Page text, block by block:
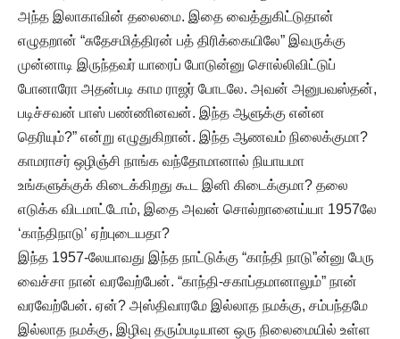
அந்த இலாகாவின் தலைமை. இதை வைத்துகிட்டுதான்
எழுதறான் “சுதேசமித்திரன் பத் திரிக்கையிலே” இவருக்கு
முன்னாடி இருந்தவர் யாரைப் போடுன்னு சொல்லிவிட்டுப்
போனாரோ அதன்படி காம ராஜர் போடலே. அவன் அனுபவஸ்தன்,
படிச்சவன் பாஸ் பண்ணினவன். இந்த ஆளுக்கு என்ன
தெரியும்?” என்று எழுதுகிறான். இந்த ஆணவம் நிலைக்குமா?
காமராசர் ஒழிஞ்சி நாங்க வந்தோமானால் நியாயமா
உங்களுக்குக் கிடைக்கிறது கூட இனி கிடைக்குமா? தலை
எடுக்க விடமாட்டோம், இதை அவன் சொல்றானைய்யா 1957லே
‘காந்திநாடு’ ஏற்புடையதா?
இந்த 1957-லேயாவது இந்த நாட்டுக்கு “காந்தி நாடு”ன்னு பேரு
வைச்சா நான் வரவேற்பேன். “காந்தி-சகாப்தமானாலும்” நான்
வரவேற்பேன். ஏன்? அஸ்திவாரமே இல்லாத நமக்கு, சம்பந்தமே
இல்லாத நமக்கு, இழிவு தரும்படியான ஒரு நிலைமையில் உள்ள